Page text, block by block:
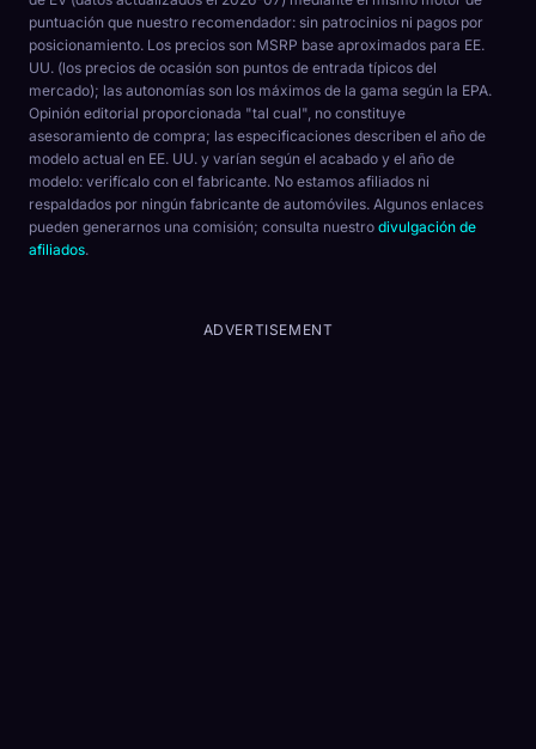
puntuación que nuestro recomendador: sin patrocinios ni pagos por
posicionamiento. Los precios son MSRP base aproximados para EE.
UU. (los precios de ocasión son puntos de entrada típicos del
mercado); las autonomías son los máximos de la gama según la EPA.
Opinión editorial proporcionada "tal cual", no constituye
asesoramiento de compra; las especificaciones describen el año de
modelo actual en EE. UU. y varían según el acabado y el año de
modelo: verifícalo con el fabricante. No estamos afiliados ni
respaldados por ningún fabricante de automóviles. Algunos enlaces
pueden generarnos una comisión; consulta nuestro divulgación de
afiliados.
ADVERTISEMENT